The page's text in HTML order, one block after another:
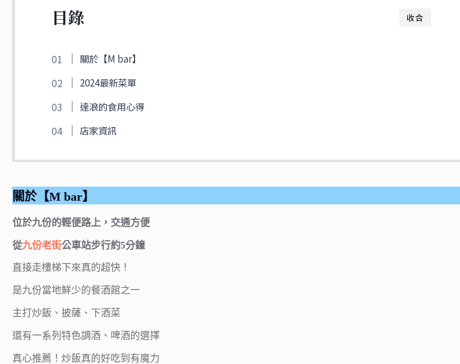
收合
目錄
關於【M bar】
2024最新菜單
達浪的食用心得
店家資訊
關於【M bar】
位於九份的輕便路上，交通方便
從九份老街公車站步行約5分鐘
直接走樓梯下來真的超快！
是九份當地鮮少的餐酒館之一
主打炒飯、披薩、下酒菜
還有一系列特色調酒、啤酒的選擇
真心推薦！炒飯真的好吃到有魔力